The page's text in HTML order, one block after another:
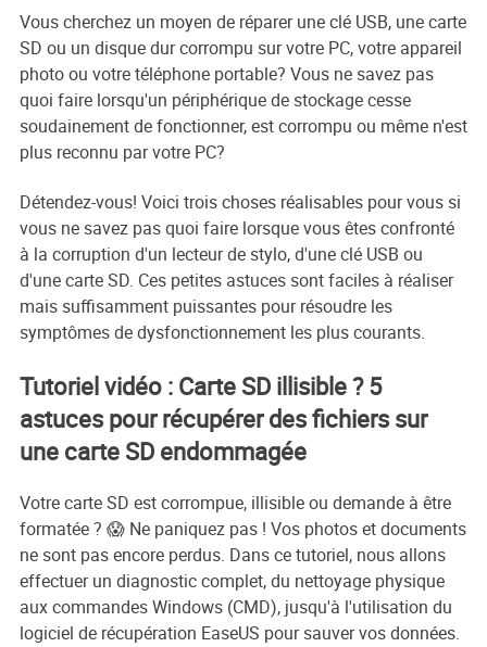
Vous cherchez un moyen de réparer une clé USB, une carte
SD ou un disque dur corrompu sur votre PC, votre appareil
photo ou votre téléphone portable? Vous ne savez pas
quoi faire lorsqu'un périphérique de stockage cesse
soudainement de fonctionner, est corrompu ou même n'est
plus reconnu par votre PC?
Détendez-vous! Voici trois choses réalisables pour vous si
vous ne savez pas quoi faire lorsque vous êtes confronté
à la corruption d'un lecteur de stylo, d'une clé USB ou
d'une carte SD. Ces petites astuces sont faciles à réaliser
mais suffisamment puissantes pour résoudre les
symptômes de dysfonctionnement les plus courants.
Tutoriel vidéo : Carte SD illisible ? 5
astuces pour récupérer des fichiers sur
une carte SD endommagée
Votre carte SD est corrompue, illisible ou demande à être
formatée ? 😱 Ne paniquez pas ! Vos photos et documents
ne sont pas encore perdus. Dans ce tutoriel, nous allons
effectuer un diagnostic complet, du nettoyage physique
aux commandes Windows (CMD), jusqu'à l'utilisation du
logiciel de récupération EaseUS pour sauver vos données.